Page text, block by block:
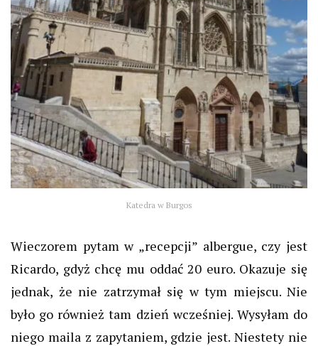
Katedra w Burgos
Wieczorem pytam w „recepcji” albergue, czy jest
Ricardo, gdyż chcę mu oddać 20 euro. Okazuje się
jednak, że nie zatrzymał się w tym miejscu. Nie
było go również tam dzień wcześniej. Wysyłam do
niego maila z zapytaniem, gdzie jest. Niestety nie